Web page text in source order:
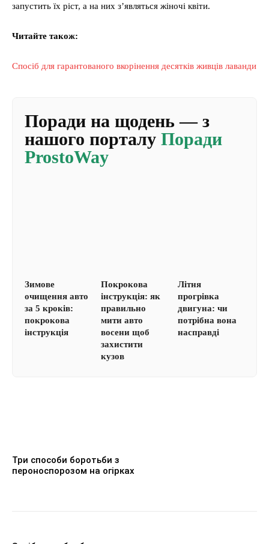
запустить їх ріст, а на них з’являться жіночі квіти.
Читайте також:
Спосіб для гарантованого вкорінення десятків живців лаванди
Поради на щодень — з
нашого порталу Поради
ProstoWay
Зимове
очищення авто
за 5 кроків:
покрокова
інструкція
Покрокова
інструкція: як
правильно
мити авто
восени щоб
захистити
кузов
Літня
прогрівка
двигуна: чи
потрібна вона
насправді
Три способи боротьби з
пероноспорозом на огірках